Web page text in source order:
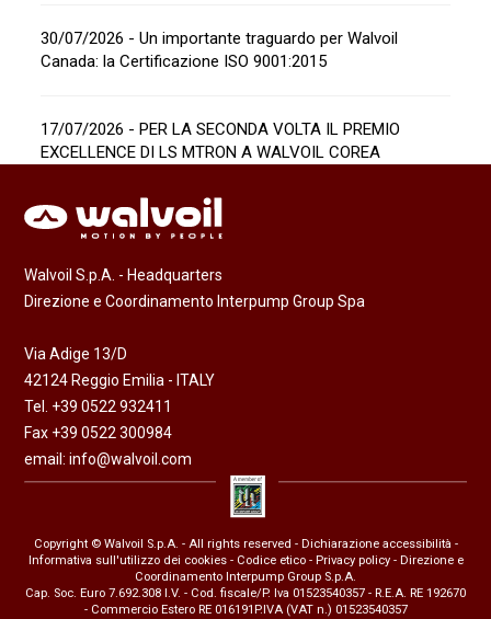
30/07/2026 - Un importante traguardo per Walvoil
Canada: la Certificazione ISO 9001:2015
17/07/2026 - PER LA SECONDA VOLTA IL PREMIO
EXCELLENCE DI LS MTRON A WALVOIL COREA
Walvoil S.p.A. - Headquarters
Direzione e Coordinamento Interpump Group Spa
Via Adige 13/D
42124 Reggio Emilia - ITALY
Tel. +39 0522 932411
Fax +39 0522 300984
email:info@walvoil.com
Copyright © Walvoil S.p.A. - All rights reserved - Dichiarazione accessibilità -
Informativa sull'utilizzo dei cookies- Codice etico- Privacy policy- Direzione e
Coordinamento Interpump Group S.p.A.
Cap. Soc. Euro 7.692.308 I.V. - Cod. fiscale/P. Iva 01523540357 - R.E.A. RE 192670
- Commercio Estero RE 016191P.IVA (VAT n.) 01523540357